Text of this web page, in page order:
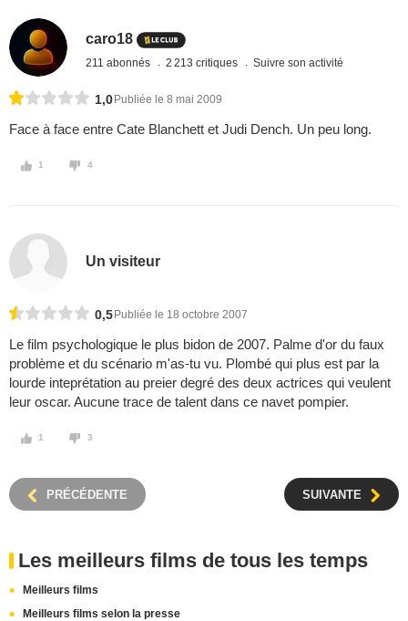
caro18
211 abonnés 2 213 critiques Suivre son activité
1,0 Publiée le 8 mai 2009
Face à face entre Cate Blanchett et Judi Dench. Un peu long.
1 4
Un visiteur
0,5 Publiée le 18 octobre 2007
Le film psychologique le plus bidon de 2007. Palme d'or du faux
problème et du scénario m'as-tu vu. Plombé qui plus est par la
lourde inteprétation au preier degré des deux actrices qui veulent
leur oscar. Aucune trace de talent dans ce navet pompier.
1 3
PRÉCÉDENTE SUIVANTE
Les meilleurs films de tous les temps
Meilleurs films
Meilleurs films selon la presse